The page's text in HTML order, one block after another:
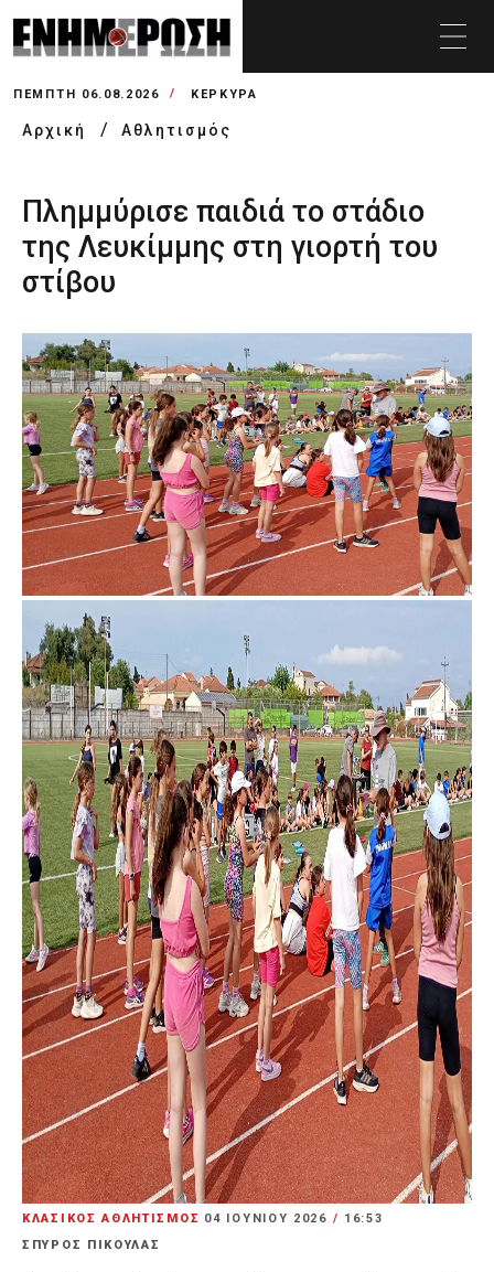
ΠΈΜΠΤΗ 06.08.2026 ΚΕΡΚΥΡΑ
Αρχική Αθλητισμός
Πλημμύρισε παιδιά το στάδιο
της Λευκίμμης στη γιορτή του
στίβου
ΚΛΑΣΙΚΟΣ ΑΘΛΗΤΙΣΜΟΣ 04 ΙΟΥΝΊΟΥ 2026 / 16:53
ΣΠΥΡΟΣ ΠΙΚΟΥΛΑΣ